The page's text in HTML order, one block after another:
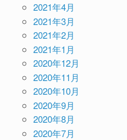
2021年4月
2021年3月
2021年2月
2021年1月
2020年12月
2020年11月
2020年10月
2020年9月
2020年8月
2020年7月